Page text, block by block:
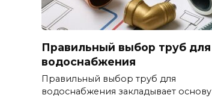
Правильный выбор труб для
водоснабжения
Правильный выбор труб для
водоснабжения закладывает основу